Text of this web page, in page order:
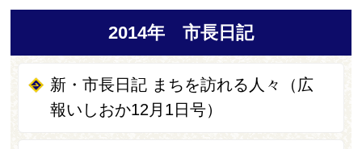
2014年 市長日記
新・市長日記 まちを訪れる人々（広
報いしおか12月1日号）